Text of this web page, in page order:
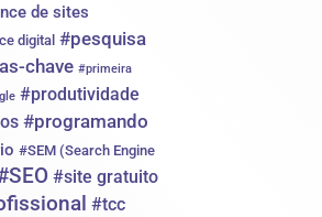
de sites
digital #pesquisa
chave #primeira
#produtividade
#programando
#SEM (Search Engine
#site gratuito
#tcc